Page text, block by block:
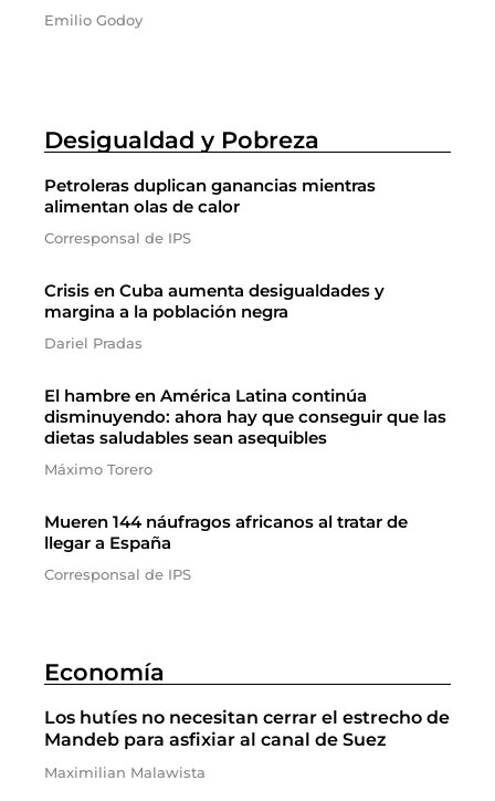
Emilio Godoy
Desigualdad y Pobreza
Petroleras duplican ganancias mientras
alimentan olas de calor
Corresponsal de IPS
Crisis en Cuba aumenta desigualdades y
margina a la población negra
Dariel Pradas
El hambre en América Latina continúa
disminuyendo: ahora hay que conseguir que las
dietas saludables sean asequibles
Máximo Torero
Mueren 144 náufragos africanos al tratar de
llegar a España
Corresponsal de IPS
Economía
Los hutíes no necesitan cerrar el estrecho de
Mandeb para asfixiar al canal de Suez
Maximilian Malawista